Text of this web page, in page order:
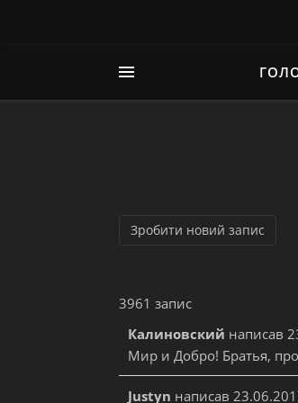
3961 запис
Калиновский написав
Мир и Добро! Братья,
Justyn написав